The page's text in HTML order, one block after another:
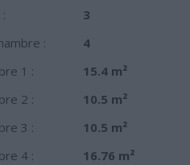
3
:
4
1 :
15.4 m²
2 :
10.5 m²
3 :
10.5 m²
4 :
16.76 m²